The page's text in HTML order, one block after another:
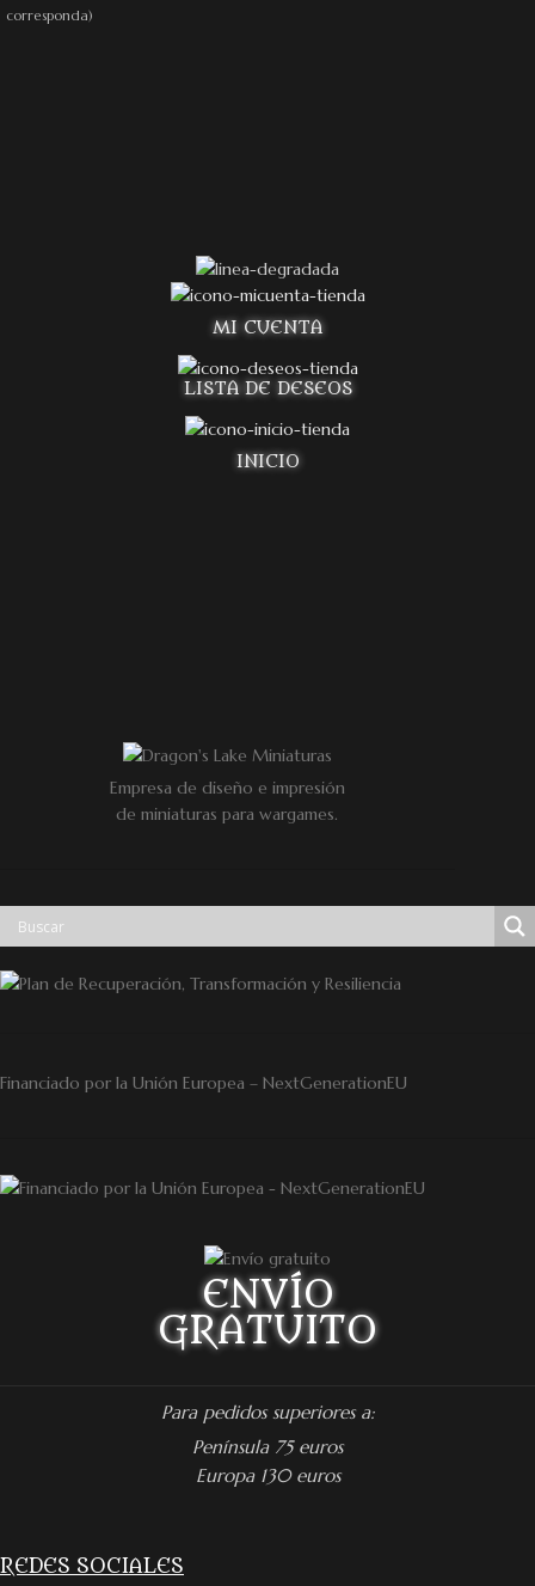
corresponda)
MI CUENTA
LISTA DE DESEOS
INICIO
Empresa de diseño e impresión
de miniaturas para wargames.
Financiado por la Unión Europea – NextGenerationEU
ENVÍO
GRATUITO
Para pedidos superiores a:
Península 75 euros
Europa 130 euros
REDES SOCIALES